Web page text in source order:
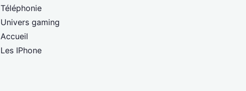
Téléphonie
Univers gaming
Accueil
Les IPhone